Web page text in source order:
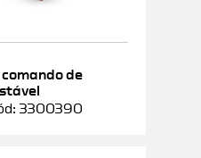
de
3300390